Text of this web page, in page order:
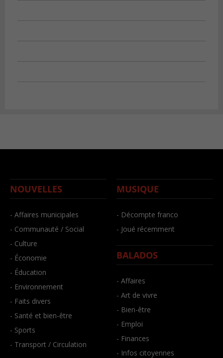
NOUVELLES
- Affaires municipales
- Communauté / Social
- Culture
- Économie
- Éducation
- Environnement
- Faits divers
- Santé et bien-être
- Sports
- Transport / Circulation
MUSIQUE
- Décompte franco
- Joué récemment
BALADOS
- Affaires
- Art de vivre
- Bien-être
- Emploi
- Finances
- Infos citoyennes